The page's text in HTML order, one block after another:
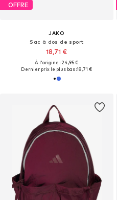
OFFRE
JAKO
Sac à dos de sport
18,71 €
À l'origine : 24,95 €
Dernier prix le plus bas :18,71 €